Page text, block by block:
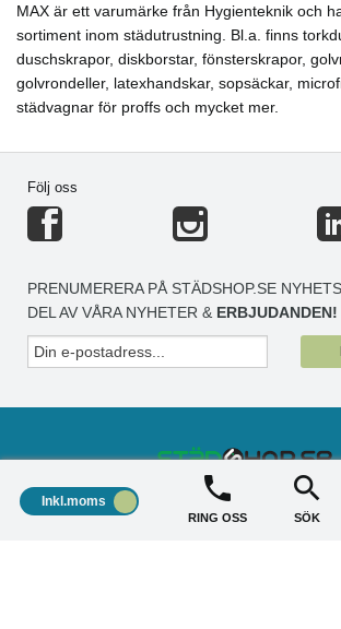
MAX är ett varumärke från Hygienteknik och
sortiment inom städutrustning. Bl.a. finns
duschskrapor, diskborstar, fönsterskrapor,
golvrondeller, latexhandskar, sopsäckar,
städvagnar för proffs och mycket mer.
Följ oss
PRENUMERERA PÅ STÄDSHOP.SE
DEL AV VÅRA NYHETER & ERBJUDANDEN!
STÄDSHOP
Inkl.moms
RING OSS SÖK